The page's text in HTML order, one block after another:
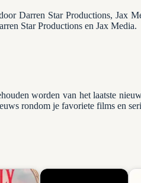
Darren Star Productions, Jax
Star Productions en Jax Media.
worden van het laatste
rondom je favoriete films en